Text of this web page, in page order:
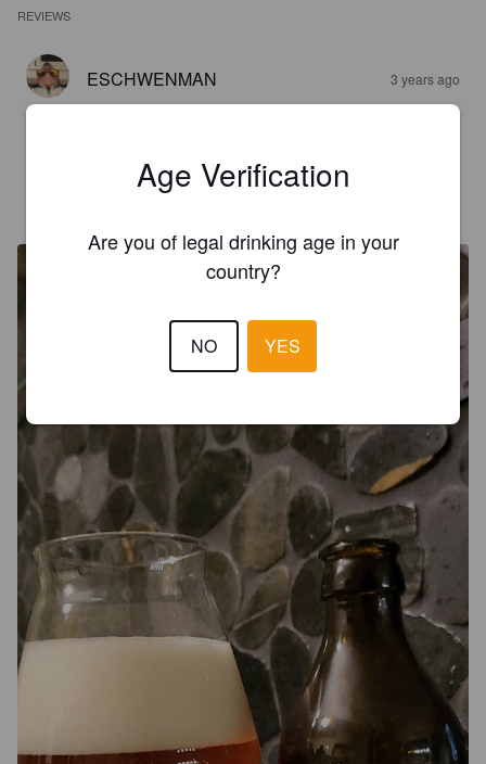
REVIEWS
ESCHWENMAN 3 years ago
LINDEN09
Age Verification
Are you of legal drinking age in your
country?
NO YES